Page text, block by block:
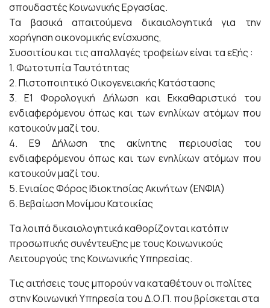
σπουδαστές Κοινωνικής Εργασίας.
Τα βασικά απαιτούμενα δικαιολογητικά για την
χορήγηση οικονομικής ενίσχυσης,
Συσσιτίου και τις απαλλαγές τροφείων είναι τα εξής :
1. Φωτοτυπία Ταυτότητας
2. Πιστοποιητικό Οικογενειακής Κατάστασης
3. Ε1 Φορολογική Δήλωση και Εκκαθαριστικό του
ενδιαφερόμενου όπως και των ενηλίκων ατόμων που
κατοικούν μαζί του.
4. Ε9 Δήλωση της ακίνητης περιουσίας του
ενδιαφερόμενου όπως και των ενηλίκων ατόμων που
κατοικούν μαζί του.
5. Ενιαίος Φόρος Ιδιοκτησίας Ακινήτων (ΕΝΦΙΑ)
6. Βεβαίωση Μονίμου Κατοικίας
Τα λοιπά δικαιολογητικά καθορίζονται κατόπιν
προσωπικής συνέντευξης με τους Κοινωνικούς
Λειτουργούς της Κοινωνικής Υπηρεσίας.
Τις αιτήσεις τους μπορούν να καταθέτουν οι πολίτες
στην Κοινωνική Υπηρεσία του Δ.Ο.Π. που βρίσκεται στα